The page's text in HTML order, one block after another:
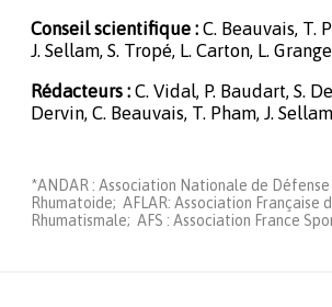
Conseil scientifique : C. Beauvais, T.
J. Sellam, S. Tropé, L. Carton, L. Grange
Rédacteurs : C. Vidal, P. Baudart, S.
Dervin, C. Beauvais, T. Pham, J. Sellam
*ANDAR : Association Nationale de
Rhumatoide; AFLAR: Association Française
Rhumatismale; AFS : Association France